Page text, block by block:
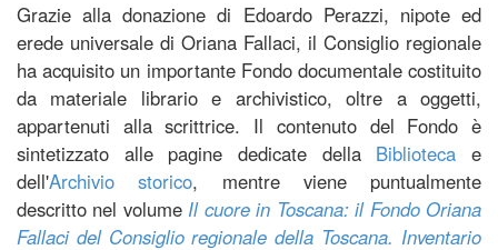
Grazie alla donazione di Edoardo Perazzi, nipote ed
erede universale di Oriana Fallaci, il Consiglio regionale
ha acquisito un importante Fondo documentale costituito
da materiale librario e archivistico, oltre a oggetti,
appartenuti alla scrittrice. Il contenuto del Fondo è
sintetizzato alle pagine dedicate della Bibliotecae
dell'Archivio storico, mentre viene puntualmente
descritto nel volume Il cuore in Toscana: il Fondo Oriana
Fallaci del Consiglio regionale della Toscana. Inventario